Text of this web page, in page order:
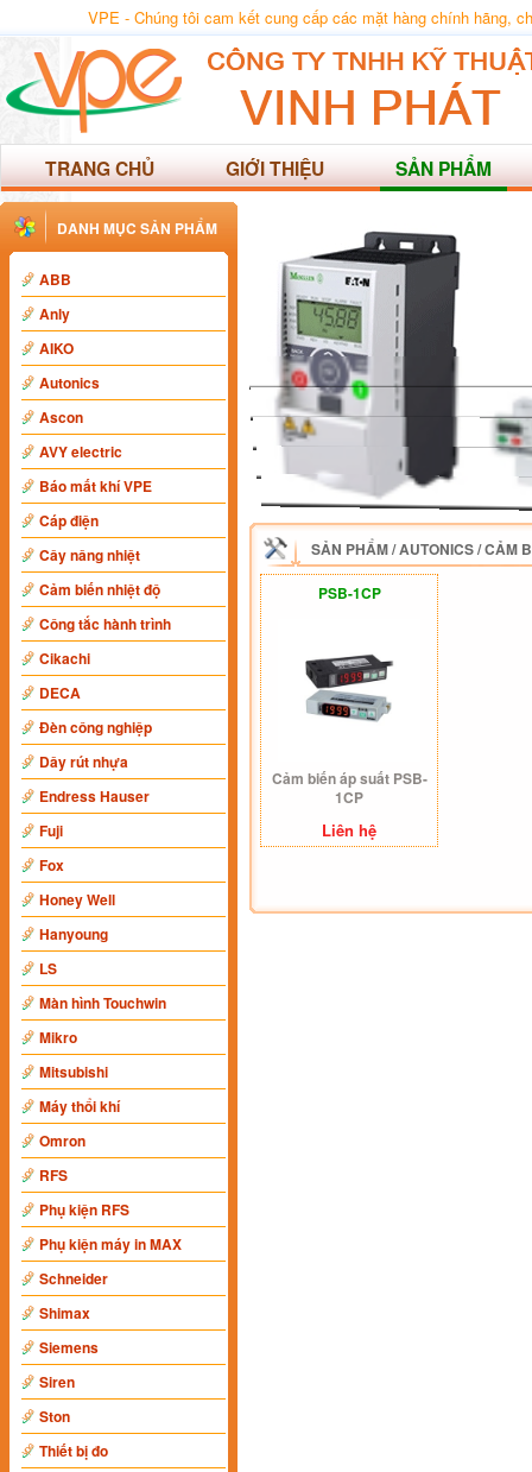
VPE - Chúng tôi cam kết cung cấp các mặt hàng chính hãng,
TRANG CHỦ GIỚI THIỆU SẢN PHẨM
DANH MỤC SẢN PHẨM
ABB
Anly
AIKO
Autonics
Ascon
AVY electric
Báo mất khí VPE
Cáp điện
Cây nâng nhiệt
Cảm biến nhiệt độ
Công tắc hành trình
Cikachi
DECA
Đèn công nghiệp
Dây rút nhựa
Endress Hauser
Fuji
Fox
Honey Well
Hanyoung
LS
Màn hình Touchwin
Mikro
Mitsubishi
Máy thổi khí
Omron
RFS
Phụ kiện RFS
Phụ kiện máy in MAX
Schneider
Shimax
Siemens
Siren
Ston
Thiết bị đo
SẢN PHẨM/AUTONICS/CẢM
PSB-1CP
Cảm biến áp suất PSB-
1CP
Liên hệ